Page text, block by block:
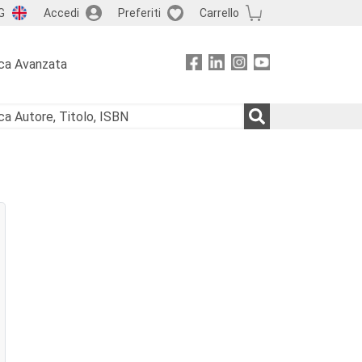
Accedi Preferiti Carrello
Avanzata